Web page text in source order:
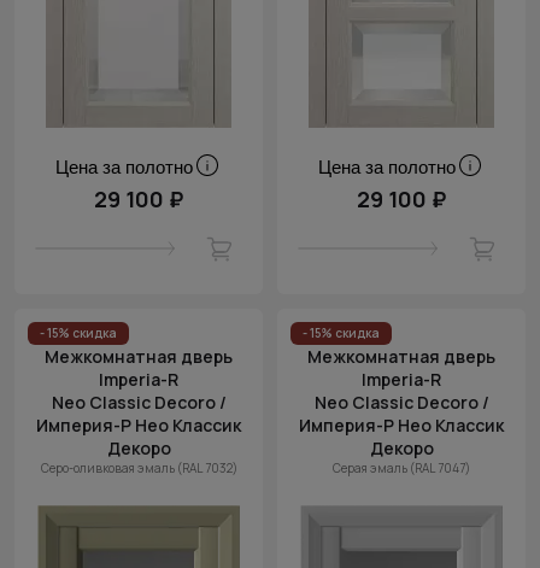
Цена за полотно
29 100 ₽
Цена за полотно
29 100 ₽
- 15% скидка
Межкомнатная дверь
Imperia-R
Neo Classic Decoro /
Империя-Р Нео Классик
Декоро
Серо-оливковая эмаль (RAL 7032)
- 15% скидка
Межкомнатная дверь
Imperia-R
Neo Classic Decoro /
Империя-Р Нео Классик
Декоро
Серая эмаль (RAL 7047)